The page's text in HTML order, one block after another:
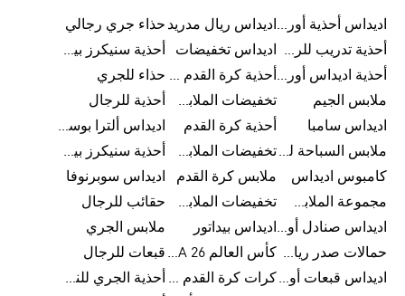
اديداس أحذية أورجينالز اديداس ريال مدريد حذاء جري رجالي
أحذية تدريب للرجال
اديداس تخفيضات
أحذية سنيكرز بيضاء للرجال
أحذية اديداس أورجينال للنساء
أحذية كرة القدم للرجال حذاء للجري
ملابس الجيم
تخفيضات الملابس للأطفال
أحذية للرجال
اديداس سامبا
أحذية كرة القدم
اديداس ألترا بوست
ملابس السباحة للرجال
تخفيضات الملابس الرياضية
أحذية سنيكرز بيضاء للرجال
كامبوس اديداس
ملابس كرة القدم
اديداس سوبرنوفا
مجموعة الملابس الرياضية
تخفيضات الملابس للرجال
حقائب للرجال
اديداس صنادل أورجينال للنساء اديداس بيداتور
ملابس الجري
حمالات صدر رياضية
كأس العالم FIFA 26™ قبعات للرجال
اديداس قبعات أورجينال للرجال
كرات كرة القدم للرجال
أحذية الجري للنساء